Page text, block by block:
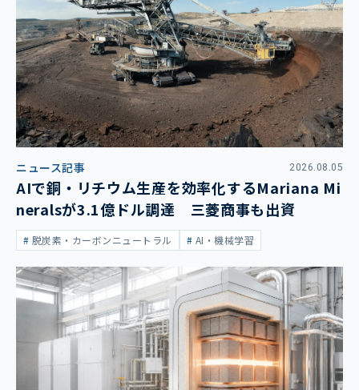
ニュース記事 2026.08.05
AIで銅・リチウム生産を効率化するMariana Mi
neralsが3.1億ドル調達 三菱商事も出資
脱炭素・カーボンニュートラル AI・機械学習